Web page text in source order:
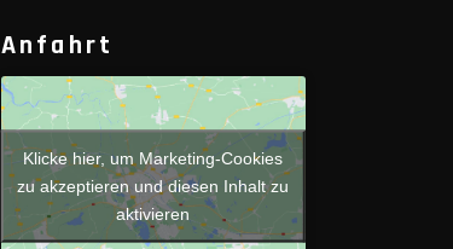
Anfahrt
Klicke hier, um Marketing-Cookies
zu akzeptieren und diesen Inhalt zu
aktivieren